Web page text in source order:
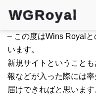
content
WGRoyal
– この度はWins Royal
います。
新規サイトということ
報などが入った際には
届けできればと思います